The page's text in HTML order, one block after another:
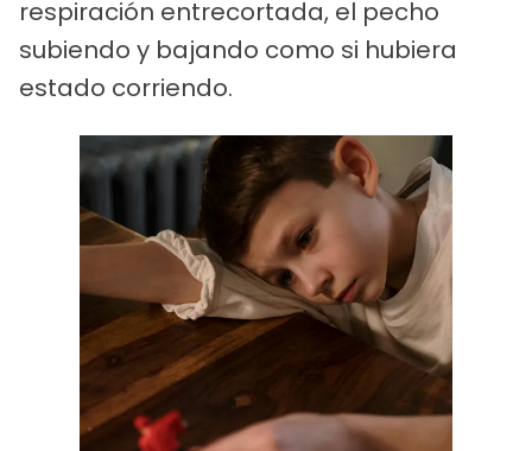
respiración entrecortada, el pecho
subiendo y bajando como si hubiera
estado corriendo.